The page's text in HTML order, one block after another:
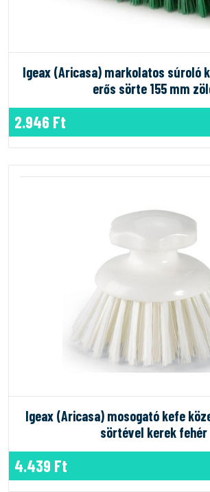
Igeax (Aricasa) markolatos súroló
erős sörte 155 mm
2.946 Ft
Igeax (Aricasa) mosogató kefe
sörtével kerek fehér
4.439 Ft